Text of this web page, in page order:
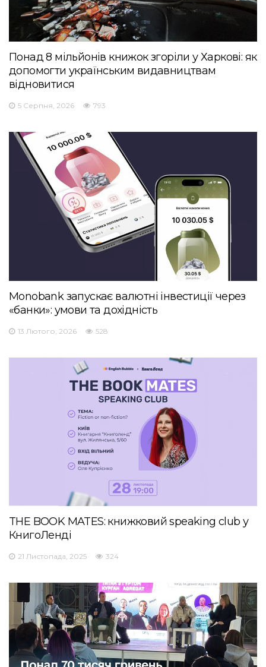
Понад 8 мільйонів книжок згоріли у Харкові: як
допомогти українським видавництвам
відновитися
5 Серпня, 2026 793
Monobank запускає валютні інвестиції через
«банки»: умови та дохідність
13 Лютого, 2026 528
THE BOOK MATES: книжковий speaking club у
КнигоЛенді
21 Листопада, 2025 324